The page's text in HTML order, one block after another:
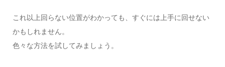
これ以上回らない位置がわかっても、すぐには上手に回せない
かもしれません。
色々な方法を試してみましょう。